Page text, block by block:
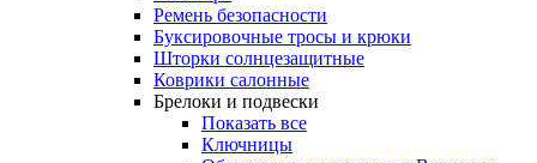
Ремень безопасности
Буксировочные тросы и крюки
Шторки солнцезащитные
Коврики салонные
Брелоки и подвески
Показать все
Ключницы